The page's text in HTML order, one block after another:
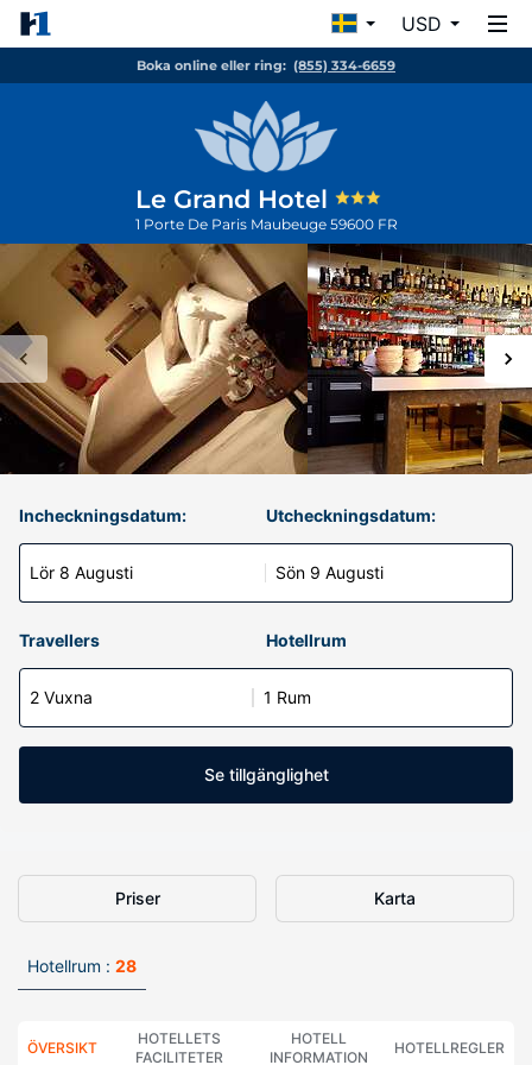
USD
Boka online eller ring: (855) 334-6659
Le Grand Hotel
1 Porte De Paris Maubeuge 59600 FR
Incheckningsdatum:
Lör 8 Augusti
Utcheckningsdatum:
Sön 9 Augusti
Travellers Hotellrum
2 Vuxna 1 Rum
Se tillgänglighet
Priser Karta
Hotellrum : 28
ÖVERSIKT
HOTELLETS
FACILITETER
HOTELL
INFORMATION
HOTELLREGLER